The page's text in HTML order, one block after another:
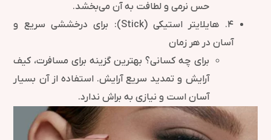
حس نرمی و لطافت به آن می‌بخشد.
۴. هایلایتر استیکی (Stick): برای درخششی سریع و
آسان در هر زمان
برای چه کسانی؟ بهترین گزینه برای مسافرت، کیف
آرایش و تمدید سریع آرایش. استفاده از آن بسیار
آسان است و نیازی به براش ندارد.